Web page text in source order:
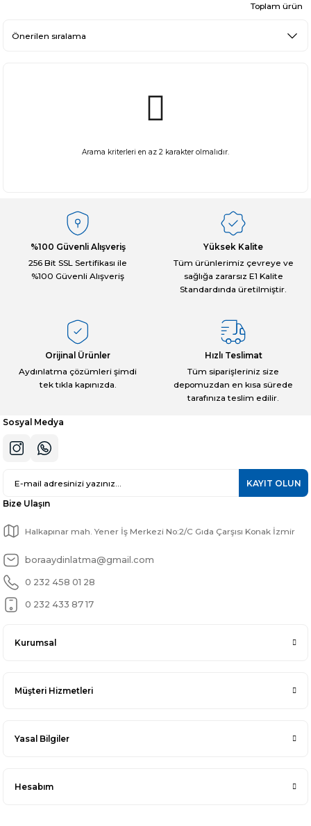
Toplam ürün
Arama kriterleri en az 2 karakter olmalıdır.
%100 Güvenli Alışveriş
256 Bit SSL Sertifikası ile
%100 Güvenli Alışveriş
Yüksek Kalite
Tüm ürünlerimiz çevreye ve
sağlığa zararsız E1 Kalite
Standardında üretilmiştir.
Orijinal Ürünler
Aydınlatma çözümleri şimdi
tek tıkla kapınızda.
Hızlı Teslimat
Tüm siparişleriniz size
depomuzdan en kısa sürede
tarafınıza teslim edilir.
Sosyal Medya
KAYIT OLUN
Bize Ulaşın
Halkapınar mah. Yener İş Merkezi No:2/C Gıda Çarşısı Konak İzmir
boraaydinlatma@gmail.com
0 232 458 01 28
0 232 433 87 17
Kurumsal
Müşteri Hizmetleri
Yasal Bilgiler
Hesabım